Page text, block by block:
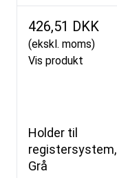
426,51 DKK
(ekskl. moms)
Vis produkt
Holder til
registersystem,
Grå